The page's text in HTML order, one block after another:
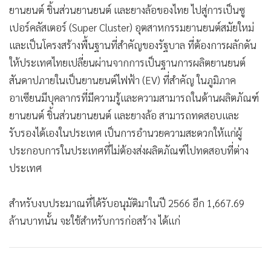
ยานยนต์ ชิ้นส่วนยานยนต์ และยางล้อของไทย ไปสู่การเป็นซู
เปอร์คลัสเตอร์ (Super Cluster) อุตสาหกรรมยานยนต์สมัยใหม่
และเป็นโครงสร้างพื้นฐานที่สำคัญของรัฐบาล ที่ต้องการผลักดัน
ให้ประเทศไทยเปลี่ยนผ่านจากการเป็นฐานการผลิตยานยนต์
สันดาปภายในเป็นยานยนต์ไฟฟ้า (EV) ที่สำคัญ ในภูมิภาค
อาเซียนมีบุคลากรที่มีความรู้และความสามารถในด้านผลิตภัณฑ์
ยานยนต์ ชิ้นส่วนยานยนต์ และยางล้อ สามารถทดสอบและ
รับรองได้เองในประเทศ เป็นการอำนวยความสะดวกให้แก่ผู้
ประกอบการในประเทศที่ไม่ต้องส่งผลิตภัณฑ์ไปทดสอบที่ต่าง
ประเทศ
สำหรับงบประมาณที่ได้รับอนุมัติมาในปี 2566 อีก 1,667.69
ล้านบาทนั้น จะใช้สำหรับการก่อสร้าง ได้แก่